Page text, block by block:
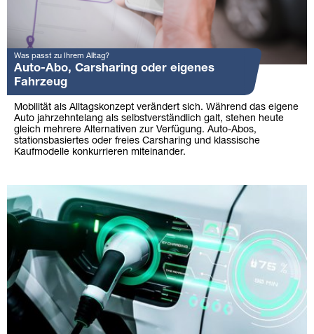
Was passt zu Ihrem Alltag?
Auto-Abo, Carsharing oder eigenes
Fahrzeug
Mobilität als Alltagskonzept verändert sich. Während das eigene
Auto jahrzehntelang als selbstverständlich galt, stehen heute
gleich mehrere Alternativen zur Verfügung. Auto-Abos,
stationsbasiertes oder freies Carsharing und klassische
Kaufmodelle konkurrieren miteinander.